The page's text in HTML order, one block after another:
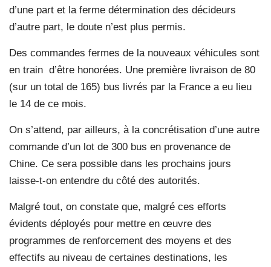
d’une part et la ferme détermination des décideurs
d’autre part, le doute n’est plus permis.
Des commandes fermes de la nouveaux véhicules sont
en train d’être honorées. Une première livraison de 80
(sur un total de 165) bus livrés par la France a eu lieu
le 14 de ce mois.
On s’attend, par ailleurs, à la concrétisation d’une autre
commande d’un lot de 300 bus en provenance de
Chine. Ce sera possible dans les prochains jours
laisse-t-on entendre du côté des autorités.
Malgré tout, on constate que, malgré ces efforts
évidents déployés pour mettre en œuvre des
programmes de renforcement des moyens et des
effectifs au niveau de certaines destinations, les